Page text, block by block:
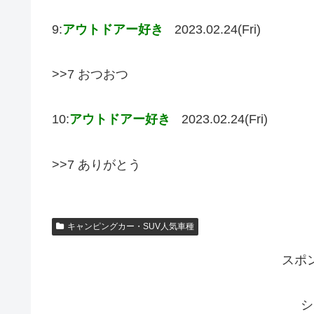
9:アウトドアー好き 2023.02.24(Fri)
>>7 おつおつ
10:アウトドアー好き 2023.02.24(Fri)
>>7 ありがとう
キャンピングカー・SUV人気車種
スポ